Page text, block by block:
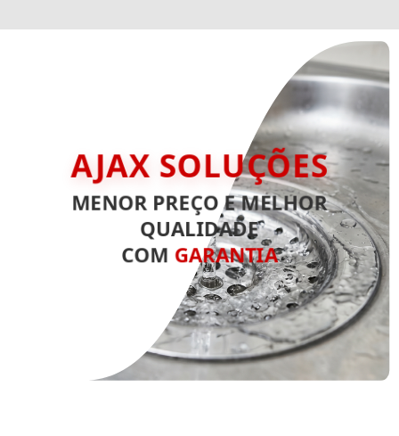
AJAX SOLUÇÕES
MENOR PREÇO E MELHOR
QUALIDADE
COM GARANTIA